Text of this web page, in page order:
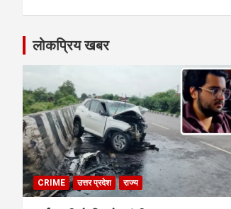
लोकप्रिय खबर
CRIME उत्तर प्रदेश राज्य